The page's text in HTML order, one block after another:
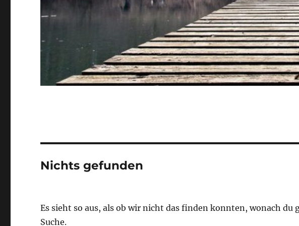
Nichts gefunden
Es sieht so aus, als ob wir nicht das finden konnten, wonach
Suche.